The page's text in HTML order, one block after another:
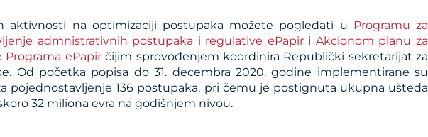
aktivnosti na optimizaciji postupaka možete pogledati u Programu za
admnistrativnih postupaka i regulative ePapiri Akcionom planu za
Programa ePapirčijim sprovođenjem koordinira Republički sekretarijat za
Od početka popisa do 31. decembra 2020. godine implementirane su
pojednostavljenje 136 postupaka, pri čemu je postignuta ukupna ušteda
32 miliona evra na godišnjem nivou.